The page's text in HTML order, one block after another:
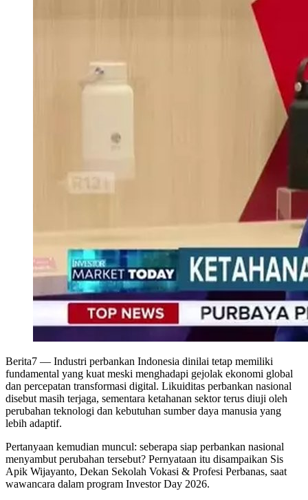
Berita7 — Industri perbankan Indonesia dinilai tetap memiliki
fundamental yang kuat meski menghadapi gejolak ekonomi global
dan percepatan transformasi digital. Likuiditas perbankan nasional
disebut masih terjaga, sementara ketahanan sektor terus diuji oleh
perubahan teknologi dan kebutuhan sumber daya manusia yang
lebih adaptif.
Pertanyaan kemudian muncul: seberapa siap perbankan nasional
menyambut perubahan tersebut? Pernyataan itu disampaikan Sis
Apik Wijayanto, Dekan Sekolah Vokasi & Profesi Perbanas, saat
wawancara dalam program Investor Day 2026.